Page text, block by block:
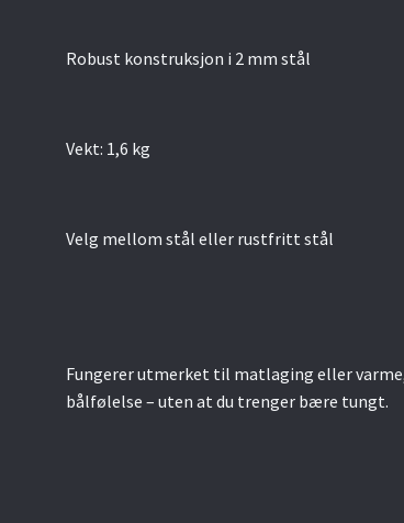
Robust konstruksjon i 2 mm stål
Vekt: 1,6 kg
Velg mellom stål eller rustfritt stål
Fungerer utmerket til matlaging eller
bålfølelse – uten at du trenger bære tungt.